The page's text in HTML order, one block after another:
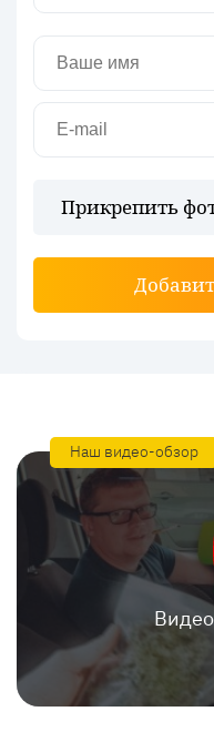
Прикрепить
Наш видео-обзор